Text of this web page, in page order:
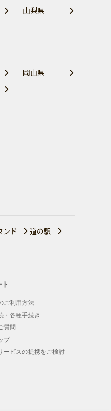
山梨県
岡山県
ンド
道の駅
ト
ご利用方法
・各種手続き
質問
プ
ービスの提携をご検討